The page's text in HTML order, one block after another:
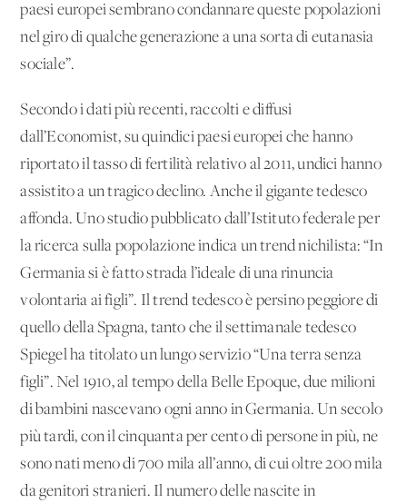
paesi europei sembrano condannare queste popolazioni
nel giro di qualche generazione a una sorta di eutanasia
sociale”.
Secondo i dati più recenti, raccolti e diffusi
dall’Economist, su quindici paesi europei che hanno
riportato il tasso di fertilità relativo al 2011, undici hanno
assistito a un tragico declino. Anche il gigante tedesco
affonda. Uno studio pubblicato dall’Istituto federale per
la ricerca sulla popolazione indica un trend nichilista: “In
Germania si è fatto strada l’ideale di una rinuncia
volontaria ai figli”. Il trend tedesco è persino peggiore di
quello della Spagna, tanto che il settimanale tedesco
Spiegel ha titolato un lungo servizio “Una terra senza
figli”. Nel 1910, al tempo della Belle Epoque, due milioni
di bambini nascevano ogni anno in Germania. Un secolo
più tardi, con il cinquanta per cento di persone in più, ne
sono nati meno di 700 mila all’anno, di cui oltre 200 mila
da genitori stranieri. Il numero delle nascite in